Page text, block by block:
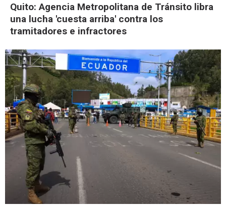
Quito: Agencia Metropolitana de Tránsito libra
una lucha 'cuesta arriba' contra los
tramitadores e infractores